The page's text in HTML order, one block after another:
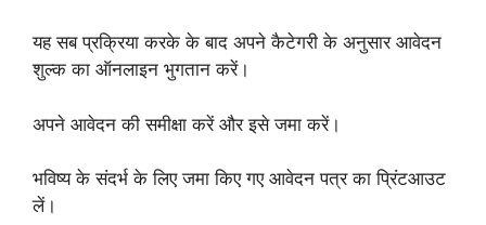
यह सब प्रक्रिया करके के बाद अपने कैटेगरी के अनुसार आवेदन
शुल्क का ऑनलाइन भुगतान करें।
अपने आवेदन की समीक्षा करें और इसे जमा करें।
भविष्य के संदर्भ के लिए जमा किए गए आवेदन पत्र का प्रिंटआउट
लें।